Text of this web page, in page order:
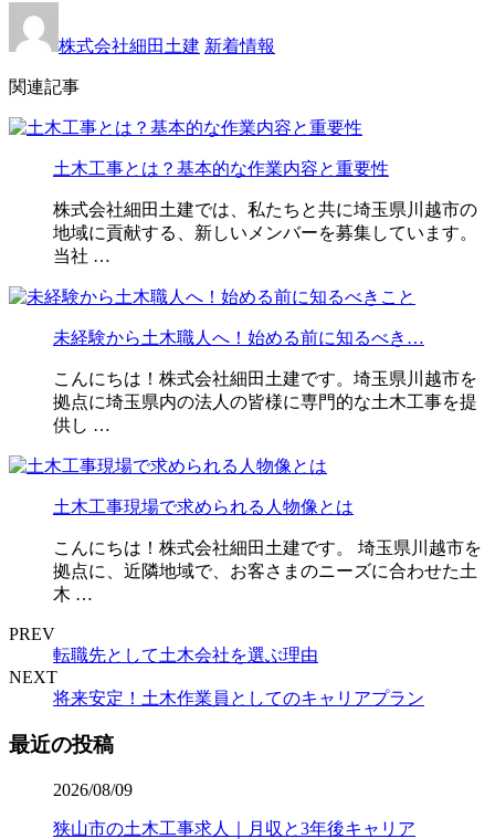
株式会社細田土建 新着情報
関連記事
土木工事とは？基本的な作業内容と重要性
株式会社細田土建では、私たちと共に埼玉県川越市の
地域に貢献する、新しいメンバーを募集しています。
当社 …
未経験から土木職人へ！始める前に知るべき…
こんにちは！株式会社細田土建です。埼玉県川越市を
拠点に埼玉県内の法人の皆様に専門的な土木工事を提
供し …
土木工事現場で求められる人物像とは
こんにちは！株式会社細田土建です。 埼玉県川越市を
拠点に、近隣地域で、お客さまのニーズに合わせた土
木 …
PREV
転職先として土木会社を選ぶ理由
NEXT
将来安定！土木作業員としてのキャリアプラン
最近の投稿
2026/08/09
狭山市の土木工事求人｜月収と3年後キャリア